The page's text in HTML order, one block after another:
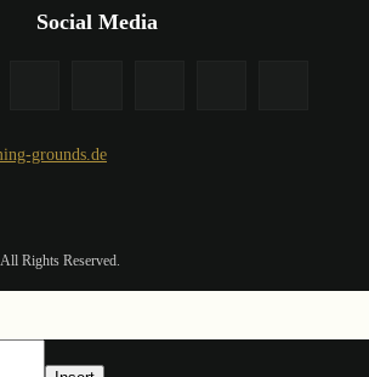
Social Media
grounds.de
Rights Reserved.